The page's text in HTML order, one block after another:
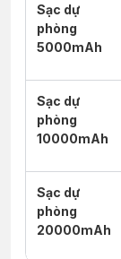
Sạc dự
phòng
5000mAh
Sạc dự
phòng
10000mAh
Sạc dự
phòng
20000mAh